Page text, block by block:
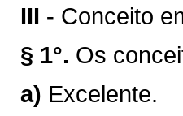
III - Conceito
§ 1°. Os
a) Excelente.